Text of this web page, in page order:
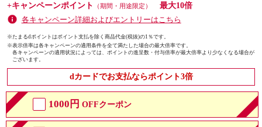
+キャンペーンポイント
（期間・用途限定）
最大10倍
各キャンペーン詳細およびエントリーはこちら
※たまるdポイントはポイント支払を除く商品代金(税抜)の1％です。
※表示倍率は各キャンペーンの適用条件を全て満たした場合の最大倍率です。
各キャンペーンの適用状況によっては、ポイントの進呈数・付与倍率が最大倍率より少なくなる場合が
ございます。
dカードでお支払ならポイント3倍
1000円 OFFクーポン